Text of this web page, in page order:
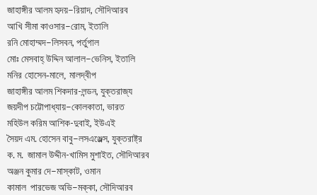
জাহাঙ্গীর আলম হৃদয়–রিয়াদ, সৌদিআরব
আখি সীমা কাওসার–রোম,ইতালি
রনি মোহাম্মদ–লিসবন, পর্তুগাল
মোঃ মেসবাহ্ উদ্দিন আলাল–ভেনিস,ইতালি
মনির হোসেন-মালে, মালদ্বীপ
জাহাঙ্গীর আলম শিকদার-লন্ডন, যুক্তরাজ্য
জয়দীপ চট্টোপাধ্যায়–কোলকাতা, ভারত
মহিউল করিম আশিক-দুবাই, ইউএই
সৈয়দ এম. হোসেন বাবু–লসএঞ্জেল্স, যুক্তরাষ্ট্র
ক. ম. জামাল উদ্দীন-খামিস মুশাইত, সৌদিআরব
অঞ্জন কুমার দে–মাস্কাট, ওমান
কামাল পারভেজ অভি–মক্কা, সৌদিআরব